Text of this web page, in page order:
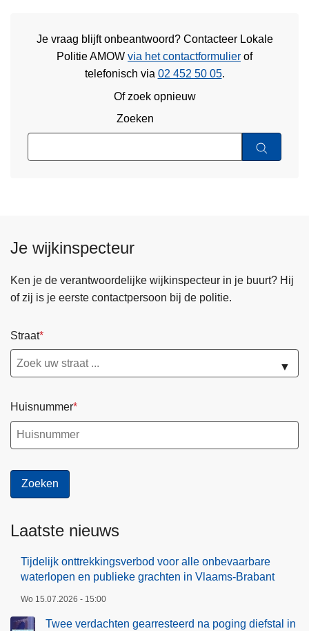
Je vraag blijft onbeantwoord? Contacteer Lokale
Politie AMOW via het contactformulier of
telefonisch via 02 452 50 05.
Of zoek opnieuw
Zoeken
Je wijkinspecteur
Ken je de verantwoordelijke wijkinspecteur in je buurt? Hij
of zij is je eerste contactpersoon bij de politie.
Straat
▼
Huisnummer
Laatste nieuws
Tijdelijk onttrekkingsverbod voor alle onbevaarbare
waterlopen en publieke grachten in Vlaams-Brabant
Wo 15.07.2026 - 15:00
Twee verdachten gearresteerd na poging diefstal in